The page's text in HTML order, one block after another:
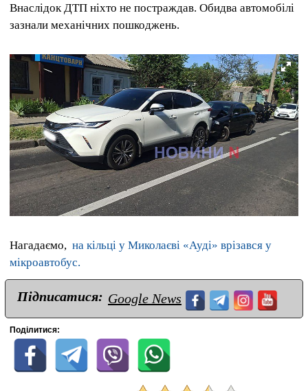
Внаслідок ДТП ніхто не постраждав. Обидва автомобілі
зазнали механічних пошкоджень.
Нагадаємо, на кільці у Миколаєві «Ауді» врізався у
мікроавтобус.
Підписатися: Google News
Поділитися: